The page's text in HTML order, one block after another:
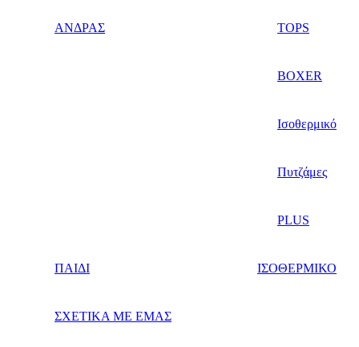
ΑΝΔΡΑΣ TOPS
BOXER
Ισοθερμικό
Πυτζάμες
PLUS
ΠΑΙΔΙ ΙΣΟΘΕΡΜΙΚΟ
ΣΧΕΤΙΚΑ ΜΕ ΕΜΑΣ